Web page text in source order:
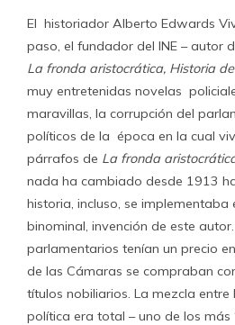
El historiador Alberto Edwards
paso, el fundador del INE – autor
La fronda aristocrática, Historia
muy entretenidas novelas
maravillas, la corrupción del
políticos de la época en la cual
párrafos de La fronda
nada ha cambiado desde 1913
historia, incluso, se implementaba
binominal, invención de este
parlamentarios tenían un precio
de las Cámaras se compraban
títulos nobiliarios. La mezcla entre
política era total – uno de los más